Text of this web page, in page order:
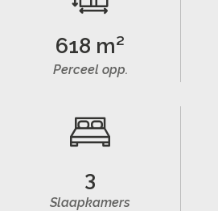
618 m²
Perceel opp.
3
Slaapkamers